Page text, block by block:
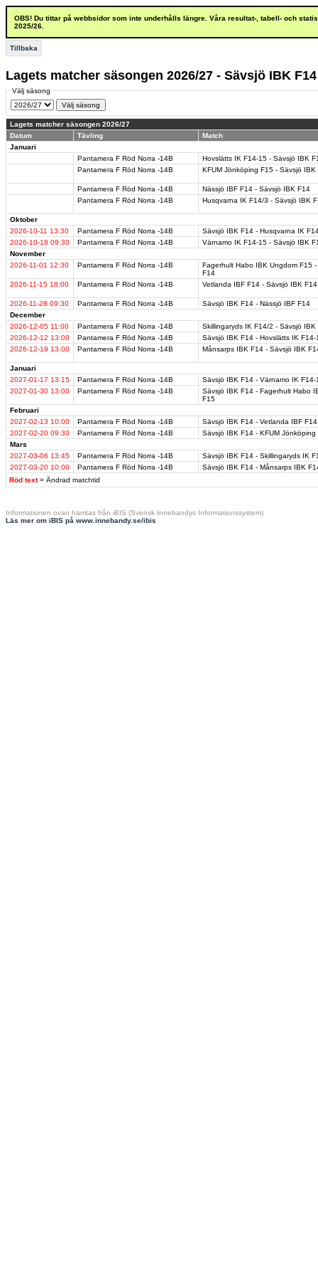
OBS! Du tittar på webbsidor som inte underhålls längre. Våra resultat-, tabell- och
2025/26.
Tillbaka
Lagets matcher säsongen 2026/27 - Sävsjö IBK F14
Välj säsong
Lagets matcher säsongen 2026/27
Datum
Tävling Match
Röd text = Ändrad matchtid
Januari
Pantamera F Röd Norra -14B
Hovslätts IK F14-15 - Sävsjö IBK
Pantamera F Röd Norra -14B
KFUM Jönköping F15 - Sävsjö IBK
Pantamera F Röd Norra -14B
Nässjö IBF F14 - Sävsjö IBK F14
Pantamera F Röd Norra -14B
Husqvarna IK F14/3 - Sävsjö IBK
Oktober
2026-10-11 13:30 Pantamera F Röd Norra -14B
Sävsjö IBK F14 - Husqvarna IK
2026-10-18 09:30 Pantamera F Röd Norra -14B
Värnamo IK F14-15 - Sävsjö IBK
November
2026-11-01 12:30 Pantamera F Röd Norra -14B
Fagerhult Habo IBK Ungdom F15
F14
2026-11-15 18:00 Pantamera F Röd Norra -14B Vetlanda IBF F14 - Sävsjö IBK F14
2026-11-28 09:30 Pantamera F Röd Norra -14B
Sävsjö IBK F14 - Nässjö IBF F14
December
2026-12-05 11:00 Pantamera F Röd Norra -14B
Skillingaryds IK F14/2 - Sävsjö IBK
2026-12-12 13:00 Pantamera F Röd Norra -14B
Sävsjö IBK F14 - Hovslätts IK F14-
2026-12-19 13:00 Pantamera F Röd Norra -14B Månsarps IBK F14 - Sävsjö IBK
Januari
2027-01-17 13:15 Pantamera F Röd Norra -14B
Sävsjö IBK F14 - Värnamo IK F14-
2027-01-30 13:00 Pantamera F Röd Norra -14B
Sävsjö IBK F14 - Fagerhult Habo
F15
Februari
2027-02-13 10:00 Pantamera F Röd Norra -14B
Sävsjö IBK F14 - Vetlanda IBF F14
2027-02-20 09:30 Pantamera F Röd Norra -14B
Sävsjö IBK F14 - KFUM Jönköping
Mars
2027-03-06 13:45 Pantamera F Röd Norra -14B
Sävsjö IBK F14 - Skillingaryds IK
2027-03-20 10:00 Pantamera F Röd Norra -14B Sävsjö IBK F14 - Månsarps IBK
Informationen ovan hämtas från iBIS (Svensk Innebandys Informationssystem)
Läs mer om iBIS på www.innebandy.se/ibis